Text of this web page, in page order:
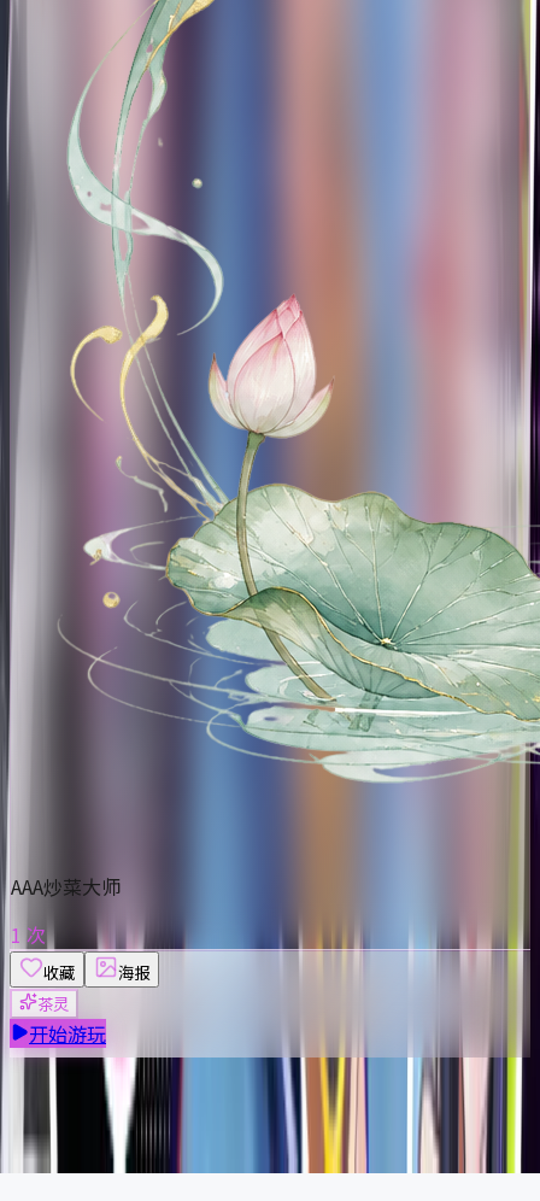
AAA炒菜大师
1 次
收藏
海报
茶灵
开始游玩